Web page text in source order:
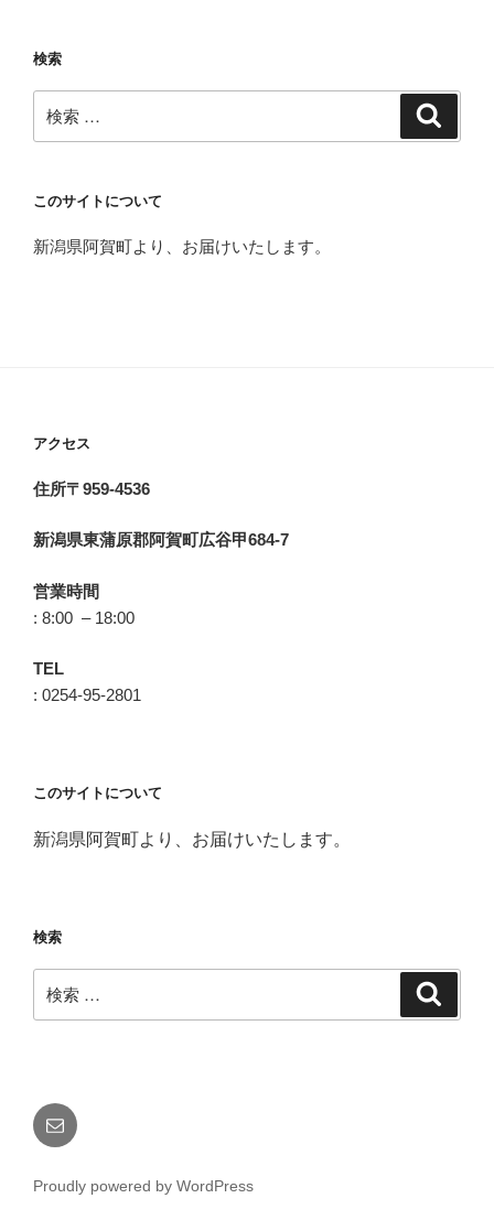
検索
索:
このサイトについて
新潟県阿賀町より、お届けいたします。
アクセス
住所〒959-4536
新潟県東蒲原郡阿賀町広谷甲684-7
営業時間
: 8:00 – 18:00
TEL
: 0254-95-2801
このサイトについて
新潟県阿賀町より、お届けいたします。
検索
索:
メ
ー
Proudly powered by WordPress